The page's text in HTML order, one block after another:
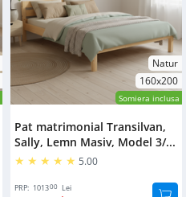
Natur
160x200
Somiera inclusa
Pat matrimonial Transilvan,
Sally, Lemn Masiv, Model 3/...
5.00
PRP: 101300 Lei